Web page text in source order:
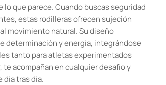
lo que parece. Cuando buscas seguridad
estas rodilleras ofrecen sujeción
movimiento natural. Su diseño
determinación y energía, integrándose
tanto para atletas experimentados
acompañan en cualquier desafío y
día tras día.